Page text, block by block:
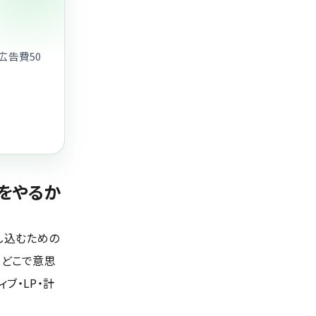
告費50
やるか
込むための
こで意思
・LP・計